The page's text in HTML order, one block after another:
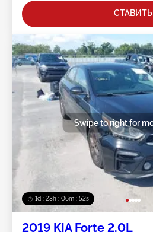
СТАВИТЬ
1d : 23h : 06m : 50s
Swipe to right for
2019 KIA Forte 2.0L